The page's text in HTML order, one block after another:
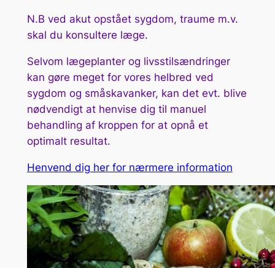
N.B ved akut opstået sygdom, traume m.v.
skal du konsultere læge.
Selvom lægeplanter og livsstilsændringer
kan gøre meget for vores helbred ved
sygdom og småskavanker, kan det evt. blive
nødvendigt at henvise dig til manuel
behandling af kroppen for at opnå et
optimalt resultat.
Henvend dig her for nærmere information